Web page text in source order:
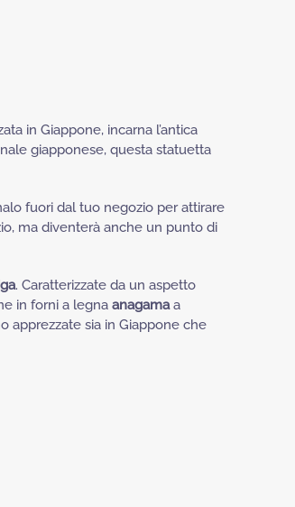
in Giappone, incarna l’antica
giapponese, questa statuetta
fuori dal tuo negozio per attirare
ma diventerà anche un punto di
. Caratterizzate da un aspetto
in forni a legna anagamaa
apprezzate sia in Giappone che